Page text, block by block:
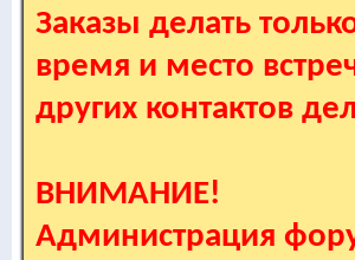
Заказы делать
время и место
других контактов
ВНИМАНИЕ!
Администрация